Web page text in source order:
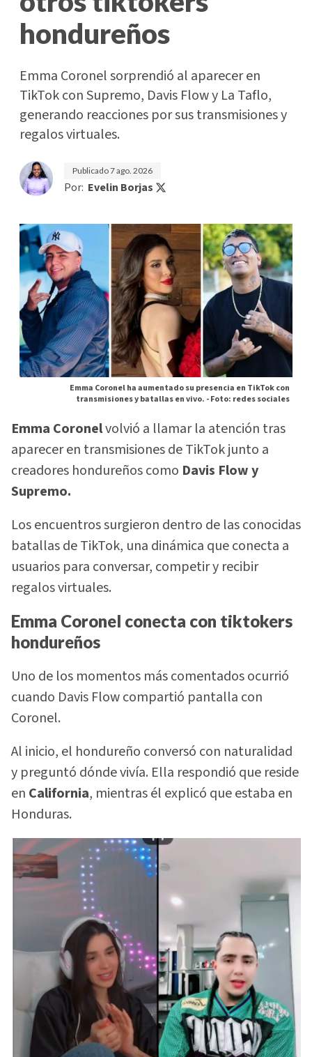
hondureños
Emma Coronel sorprendió al aparecer en
TikTok con Supremo, Davis Flow y La Taflo,
generando reacciones por sus transmisiones y
regalos virtuales.
Publicado7 ago. 2026
Por: Evelin Borjas
Emma Coronel ha aumentado su presencia en TikTok con
transmisiones y batallas en vivo. -Foto: redes sociales
Emma Coronelvolvió a llamar la atención tras
aparecer en transmisiones de TikTok junto a
creadores hondureños como Davis Flow y
Supremo.
Los encuentros surgieron dentro de las conocidas
batallas de TikTok, una dinámica que conecta a
usuarios para conversar, competir y recibir
regalos virtuales.
Emma Coronel conecta con tiktokers
hondureños
Uno de los momentos más comentados ocurrió
cuando Davis Flow compartió pantalla con
Coronel.
Al inicio, el hondureño conversó con naturalidad
y preguntó dónde vivía. Ella respondió que reside
en California, mientras él explicó que estaba en
Honduras.